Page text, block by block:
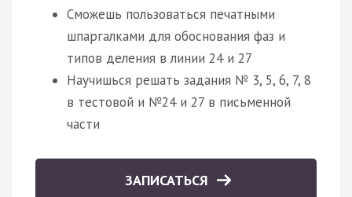
Сможешь пользоваться печатными
шпаргалками для обоснования фаз и
типов деления в линии 24 и 27
Научишься решать задания № 3, 5, 6, 7, 8
в тестовой и №24 и 27 в письменной
части
ЗАПИСАТЬСЯ